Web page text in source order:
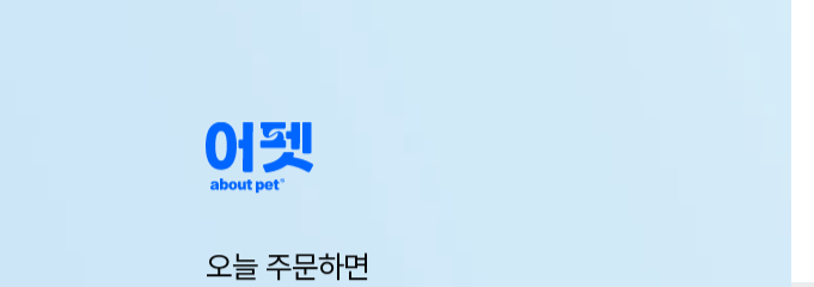
오늘 주문하면